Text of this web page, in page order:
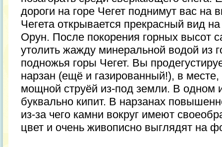
дороги на горе Чегет поднимут вас на
Чегета открывается прекрасный вид
Орун. После покорения горных высот
утолить жажду минеральной водой из
подножья горы Чегет. Вы
нарзан (ещё и газированный!), в
мощной струёй из-под земли. В одном
буквально кипит. В нарзанах
из-за чего камни вокруг имеют
цвет и очень живописно выглядят на